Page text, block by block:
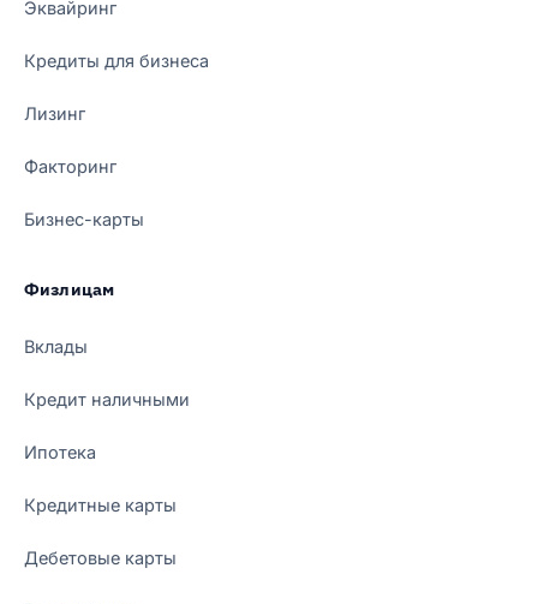
Эквайринг
Кредиты для бизнеса
Лизинг
Факторинг
Бизнес-карты
Физлицам
Вклады
Кредит наличными
Ипотека
Кредитные карты
Дебетовые карты